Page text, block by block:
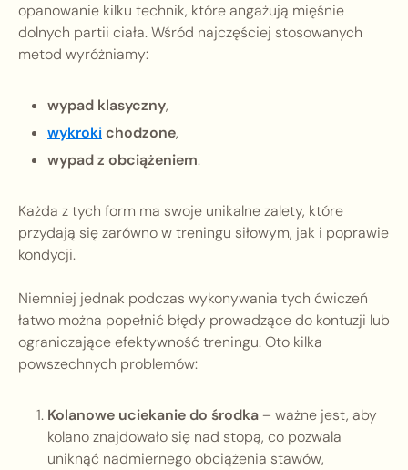
opanowanie kilku technik, które angażują mięśnie
dolnych partii ciała. Wśród najczęściej stosowanych
metod wyróżniamy:
wypad klasyczny,
wykrokichodzone,
wypad z obciążeniem.
Każda z tych form ma swoje unikalne zalety, które
przydają się zarówno w treningu siłowym, jak i poprawie
kondycji.
Niemniej jednak podczas wykonywania tych ćwiczeń
łatwo można popełnić błędy prowadzące do kontuzji lub
ograniczające efektywność treningu. Oto kilka
powszechnych problemów:
Kolanowe uciekanie do środka– ważne jest, aby
kolano znajdowało się nad stopą, co pozwala
uniknąć nadmiernego obciążenia stawów,